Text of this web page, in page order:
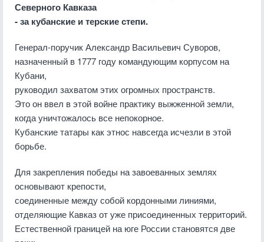
Северного Кавказа
- за кубанские и терские степи.
Генерал-поручик Александр Васильевич Суворов,
назначенный в 1777 году командующим корпусом на
Кубани,
руководил захватом этих огромных пространств.
Это он ввел в этой войне практику выжженной земли,
когда уничтожалось все непокорное.
Кубанские татары как этнос навсегда исчезли в этой
борьбе.
Для закрепления победы на завоеванных землях
основывают крепости,
соединенные между собой кордонными линиями,
отделяющие Кавказ от уже присоединенных территорий.
Естественной границей на юге России становятся две